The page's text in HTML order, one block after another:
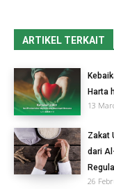
ARTIKEL TERKAIT
Harta
13
Zakat
dari
26